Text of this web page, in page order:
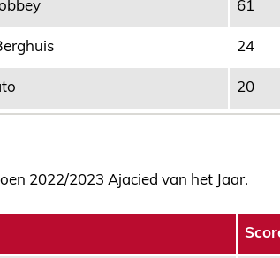
61
24
20
2022/2023 Ajacied van het Jaar.